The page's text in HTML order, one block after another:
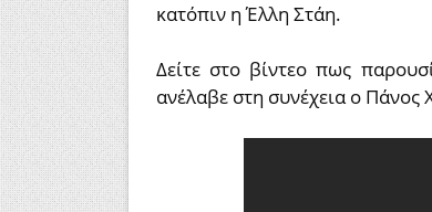
κατόπιν η Έλλη Στάη.
Δείτε στο βίντεο πως
ανέλαβε στη συνέχεια ο Πάνος